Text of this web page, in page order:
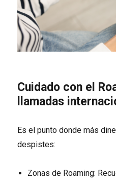
Cuidado con el
llamadas
Es el punto donde más
despistes:
Zonas de Roaming: